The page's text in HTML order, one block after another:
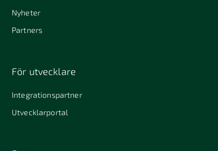
Nyheter
Partners
För utvecklare
Integrationspartner
Utvecklarportal